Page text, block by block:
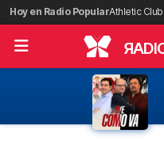
Saltar
al
contenido
Hoy en Radio PopularAthletic
R